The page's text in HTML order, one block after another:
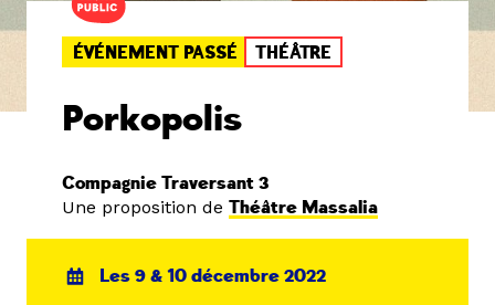
ÉVÉNEMENT PASSÉ THÉÂTRE
Porkopolis
Compagnie Traversant 3
Une proposition de Théâtre Massalia
Les 9 & 10 décembre 2022